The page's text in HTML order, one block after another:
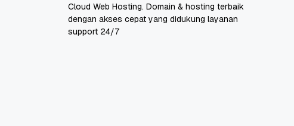
Cloud Web Hosting. Domain & hosting terbaik
dengan akses cepat yang didukung layanan
support 24/7